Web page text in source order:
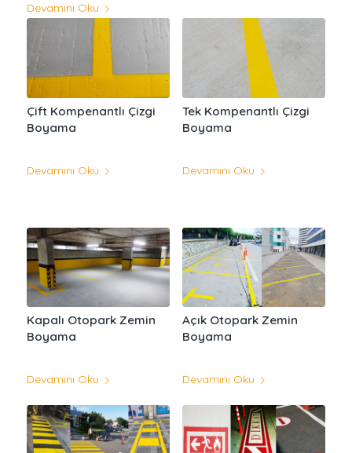
Devamını Oku
Çift Kompenantlı Çizgi
Boyama
Devamını Oku
Tek Kompenantlı Çizgi
Boyama
Devamını Oku
Kapalı Otopark Zemin
Boyama
Devamını Oku
Açık Otopark Zemin
Boyama
Devamını Oku